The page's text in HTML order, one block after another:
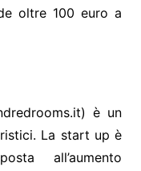
oltre 100 euro a
è un
La start up è
all’aumento